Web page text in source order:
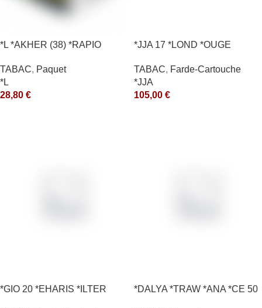
*L *AKHER (38) *RAPIO
TABAC, Paquet
*L
28,80 €
*JJA 17 *LOND *OUGE
TABAC, Farde-Cartouche
*JJA
105,00 €
*GIO 20 *EHARIS *ILTER
*DALYA *TRAW *ANA *CE 50